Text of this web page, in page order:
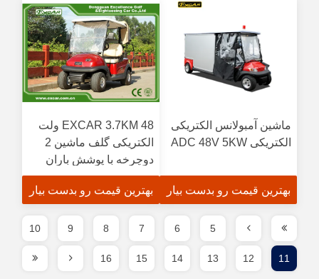
ماشین آمبولانس الکتریکی
الکتریکی ADC 48V 5KW
بهترین قیمت رو بدست بیار
EXCAR 3.7KM 48 ولت
الکتریکی گلف ماشین 2
دوچرخه با پوشش باران
سفارشی
بهترین قیمت رو بدست بیار
5
6
7
8
9
10
11
12
13
14
15
16